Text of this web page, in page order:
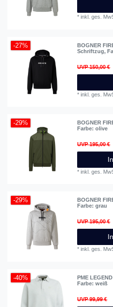
*inkl. ges.
-27%
BOGNER
Schriftzug,
UVP 150,00 €
*inkl. ges.
-29% BOGNER
Farbe: olive
UVP 195,00 €
*inkl. ges.
-29% BOGNER
Farbe: grau
UVP 195,00 €
*inkl. ges.
-40% PME
Farbe: weiß
UVP 99,99 €